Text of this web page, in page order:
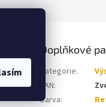
Doplňkové
Kategorie:
EAN:
Barva: